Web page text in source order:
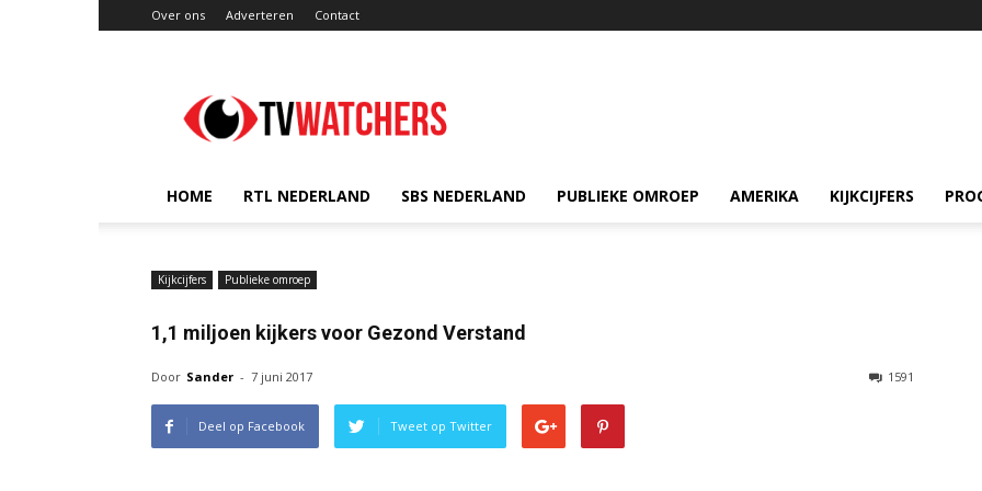
Over ons Adverteren Contact
HOME RTL NEDERLAND SBS NEDERLAND PUBLIEKE OMROEP AMERIKA KIJKCIJFERS
Kijkcijfers Publieke omroep
1,1 miljoen kijkers voor Gezond Verstand
Door Sander - 7 juni 2017 1591
Deel op Facebook Tweet op Twitter